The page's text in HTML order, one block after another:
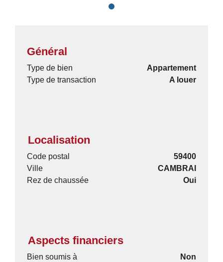
Général
Type de bien
Appartement
Type de transaction
A louer
Localisation
Code postal
59400
Ville
CAMBRAI
Rez de chaussée
Oui
Aspects financiers
Bien soumis à
Non